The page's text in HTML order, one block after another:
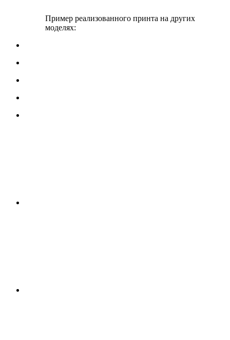
Пример реализованного принта на других
моделях: